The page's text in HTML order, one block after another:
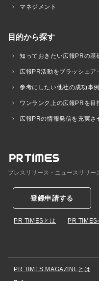
マネジメント
目的から探す
知っておきたい広報PRの基
広報PR活動をブラッシュア
参考にしたい他社の成功事例
ワンランク上の広報PRを目
広報PRの情報発信を充実さ
プレスリリース・ニュースリリー
登録申請する
PR TIMESとは PR TIMES
PR TIMES MAGAZINEとは